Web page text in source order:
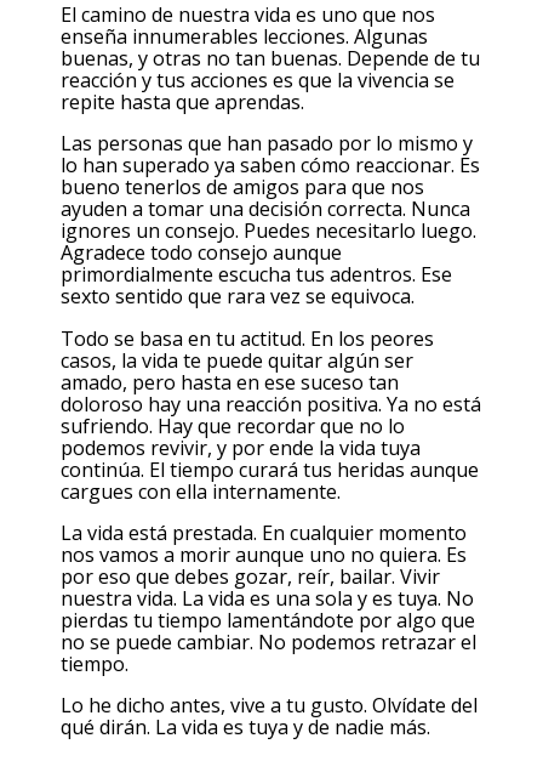
El camino de nuestra vida es uno que nos
enseña innumerables lecciones. Algunas
buenas, y otras no tan buenas. Depende de tu
reacción y tus acciones es que la vivencia se
repite hasta que aprendas.
Las personas que han pasado por lo mismo y
lo han superado ya saben cómo reaccionar. Es
bueno tenerlos de amigos para que nos
ayuden a tomar una decisión correcta. Nunca
ignores un consejo. Puedes necesitarlo luego.
Agradece todo consejo aunque
primordialmente escucha tus adentros. Ese
sexto sentido que rara vez se equivoca.
Todo se basa en tu actitud. En los peores
casos, la vida te puede quitar algún ser
amado, pero hasta en ese suceso tan
doloroso hay una reacción positiva. Ya no está
sufriendo. Hay que recordar que no lo
podemos revivir, y por ende la vida tuya
continúa. El tiempo curará tus heridas aunque
cargues con ella internamente.
La vida está prestada. En cualquier momento
nos vamos a morir aunque uno no quiera. Es
por eso que debes gozar, reír, bailar. Vivir
nuestra vida. La vida es una sola y es tuya. No
pierdas tu tiempo lamentándote por algo que
no se puede cambiar. No podemos retrazar el
tiempo.
Lo he dicho antes, vive a tu gusto. Olvídate del
qué dirán. La vida es tuya y de nadie más.